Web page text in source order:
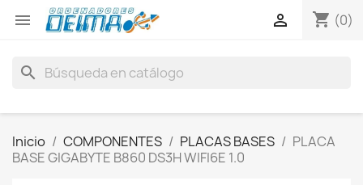
 shopping_cart (0)

search
Inicio COMPONENTES PLACAS BASES
PLACA
BASE GIGABYTE B860 DS3H WIFI6E 1.0